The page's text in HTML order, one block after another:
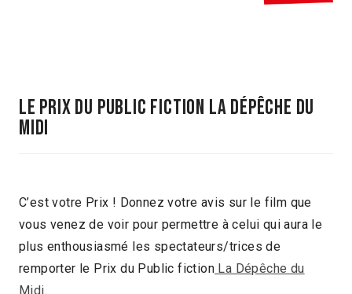
LE PRIX DU PUBLIC Fiction LA DÉPÊCHE DU
MIDI
C’est votre Prix ! Donnez votre avis sur le film que
vous venez de voir pour permettre à celui qui aura le
plus enthousiasmé les spectateurs/trices de
remporter le Prix du Public fiction La Dépêche du
Midi.